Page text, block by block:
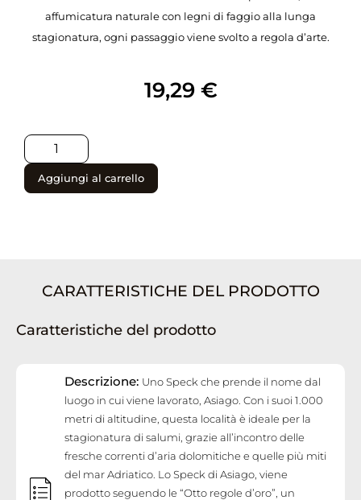
affumicatura naturale con legni di faggio alla lunga
stagionatura, ogni passaggio viene svolto a regola d’arte.
19,29 €
Aggiungi al carrello
CARATTERISTICHE DEL PRODOTTO
Caratteristiche del prodotto
Descrizione: Uno Speck che prende il nome dal
luogo in cui viene lavorato, Asiago. Con i suoi 1.000
metri di altitudine, questa località è ideale per la
stagionatura di salumi, grazie all’incontro delle
fresche correnti d’aria dolomitiche e quelle più miti
del mar Adriatico. Lo Speck di Asiago, viene
prodotto seguendo le “Otto regole d’oro”, un